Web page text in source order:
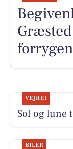
VEJRET
Sol og lune
BILER